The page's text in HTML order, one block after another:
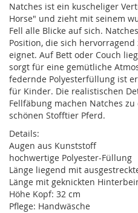
Natches ist ein kuscheliger
Horse" und zieht mit seinem
Fell alle Blicke auf sich.
Position, die sich
eignet. Auf Bett oder Couch
sorgt für eine gemütliche
federnde Polyesterfüllung ist
für Kinder. Die realistischen
Fellfäbung machen Natches
schönen Stofftier Pferd.
Details:
Augen aus Kunststoff
hochwertige Polyester-Füllung
Länge liegend mit
Länge mit geknickten
Höhe Kopf: 32 cm
Pflege: Handwäsche